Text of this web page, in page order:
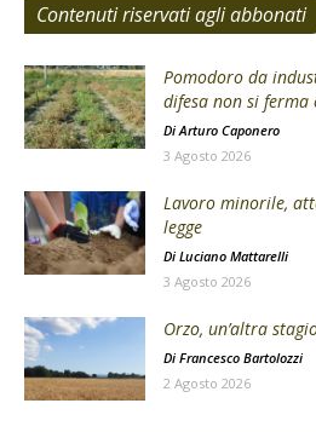
Contenuti riservati agli abbonati
Pomodoro da
difesa non si ferma
DiArturo Caponero
3 Agosto 2026
Lavoro minorile,
legge
Di Luciano Mattarelli
3 Agosto 2026
Orzo, un’altra
Di Francesco Bartolozzi
2 Agosto 2026